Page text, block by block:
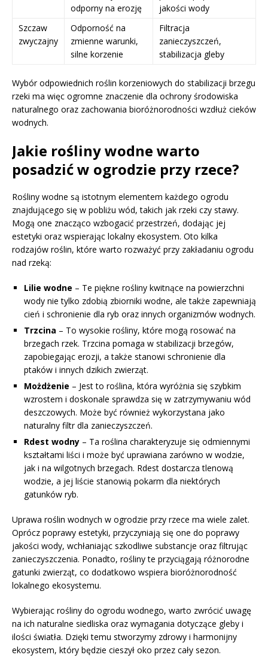
odporny na erozję
jakości wody
Szczaw
zwyczajny
Odporność na
zmienne warunki,
silne korzenie
Filtracja
zanieczyszczeń,
stabilizacja gleby
Wybór odpowiednich roślin korzeniowych do stabilizacji brzegu
rzeki ma więc ogromne znaczenie dla ochrony środowiska
naturalnego oraz zachowania bioróżnorodności wzdłuż cieków
wodnych.
Jakie rośliny wodne warto
posadzić w ogrodzie przy rzece?
Rośliny wodne są istotnym elementem każdego ogrodu
znajdującego się w pobliżu wód, takich jak rzeki czy stawy.
Mogą one znacząco wzbogacić przestrzeń, dodając jej
estetyki oraz wspierając lokalny ekosystem. Oto kilka
rodzajów roślin, które warto rozważyć przy zakładaniu ogrodu
nad rzeką:
Lilie wodne – Te piękne rośliny kwitnące na powierzchni
wody nie tylko zdobią zbiorniki wodne, ale także zapewniają
cień i schronienie dla ryb oraz innych organizmów wodnych.
Trzcina – To wysokie rośliny, które mogą rosować na
brzegach rzek. Trzcina pomaga w stabilizacji brzegów,
zapobiegając erozji, a także stanowi schronienie dla
ptaków i innych dzikich zwierząt.
Możdżenie – Jest to roślina, która wyróżnia się szybkim
wzrostem i doskonale sprawdza się w zatrzymywaniu wód
deszczowych. Może być również wykorzystana jako
naturalny filtr dla zanieczyszczeń.
Rdest wodny – Ta roślina charakteryzuje się odmiennymi
kształtami liści i może być uprawiana zarówno w wodzie,
jak i na wilgotnych brzegach. Rdest dostarcza tlenową
wodzie, a jej liście stanowią pokarm dla niektórych
gatunków ryb.
Uprawa roślin wodnych w ogrodzie przy rzece ma wiele zalet.
Oprócz poprawy estetyki, przyczyniają się one do poprawy
jakości wody, wchłaniając szkodliwe substancje oraz filtrując
zanieczyszczenia. Ponadto, rośliny te przyciągają różnorodne
gatunki zwierząt, co dodatkowo wspiera bioróżnorodność
lokalnego ekosystemu.
Wybierając rośliny do ogrodu wodnego, warto zwrócić uwagę
na ich naturalne siedliska oraz wymagania dotyczące gleby i
ilości światła. Dzięki temu stworzymy zdrowy i harmonijny
ekosystem, który będzie cieszył oko przez cały sezon.